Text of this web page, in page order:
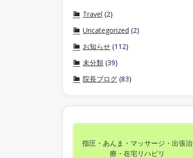
Travel (2)
Uncategorized (2)
お知らせ (112)
未分類 (39)
院長ブログ (83)
指圧・あんま・マッサージ・出張治
療・在宅リハビリ